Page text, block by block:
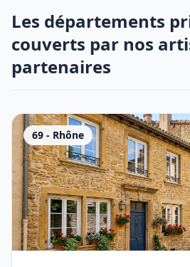
Les départements
couverts par nos
partenaires
69 - Rhône